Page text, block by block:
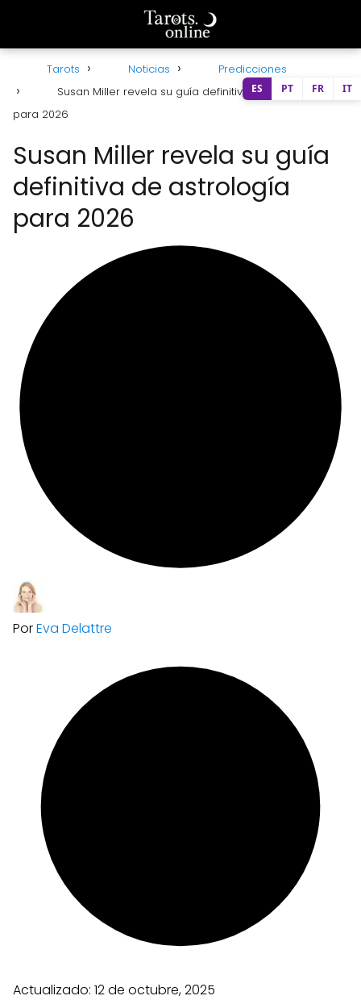
Tarots Noticias
Predicciones
Susan Miller revela su guía definitiva de astrología
para 2026
Susan Miller revela su guía
definitiva de astrología
para 2026
PorEva Delattre
Actualizado: 12 de octubre, 2025
ES PT FR IT